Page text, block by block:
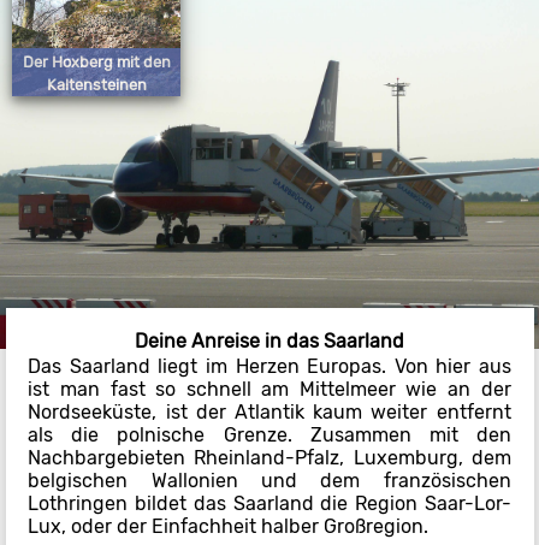
Der Hoxberg mit den
Kaltensteinen
Deine Anreise in das Saarland
Das Saarland liegt im Herzen Europas. Von hier aus
ist man fast so schnell am Mittelmeer wie an der
Nordseeküste, ist der Atlantik kaum weiter entfernt
als die polnische Grenze. Zusammen mit den
Nachbargebieten Rheinland-Pfalz, Luxemburg, dem
belgischen Wallonien und dem französischen
Lothringen bildet das Saarland die Region Saar-Lor-
Lux, oder der Einfachheit halber Großregion.